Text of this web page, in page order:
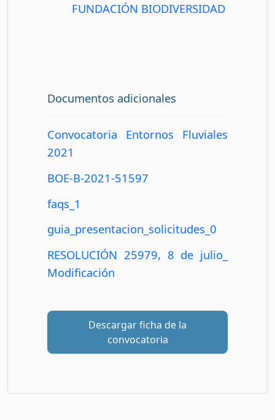
FUNDACIÓN BIODIVERSIDAD
Documentos adicionales
Convocatoria Entornos Fluviales
2021
BOE-B-2021-51597
faqs_1
guia_presentacion_solicitudes_0
RESOLUCIÓN 25979, 8 de julio_
Modificación
Descargar ficha de la
convocatoria